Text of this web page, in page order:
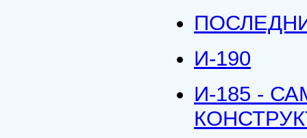
И-190
И-185 -